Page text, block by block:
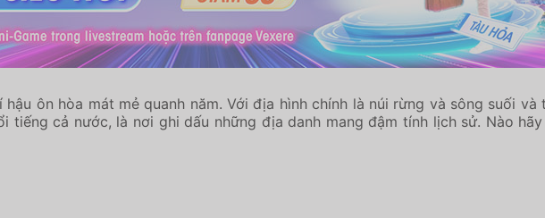
ôn hòa mát mẻ quanh năm. Với địa hình chính là núi rừng và sông suối và
tiếng cả nước, là nơi ghi dấu những địa danh mang đậm tính lịch sử. Nào